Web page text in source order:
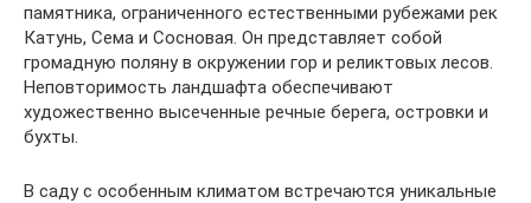
памятника, ограниченного естественными рубежами рек
Катунь, Сема и Сосновая. Он представляет собой
громадную поляну в окружении гор и реликтовых лесов.
Неповторимость ландшафта обеспечивают
художественно высеченные речные берега, островки и
бухты.
В саду с особенным климатом встречаются уникальные